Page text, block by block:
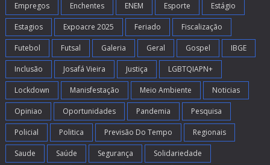
Empregos Enchentes ENEM Esporte Estágio
Estagios Expoacre 2025 Feriado Fiscalização
Futebol Futsal Galeria Geral Gospel IBGE
Inclusão Josafá Vieira Justiça LGBTQIAPN+
Lockdown Manisfestação Meio Ambiente Noticias
Opiniao Oportunidades Pandemia Pesquisa
Policial Politica Previsão Do Tempo Regionais
Saude Saúde Segurança Solidariedade